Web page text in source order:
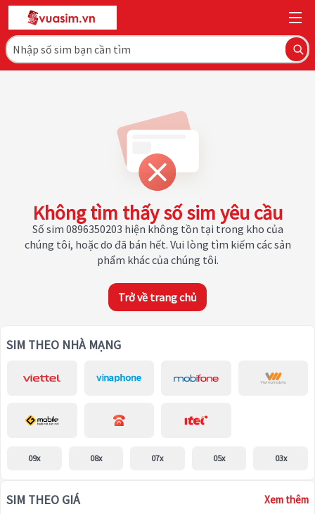
Không tìm thấy số sim yêu cầu
Số sim 0896350203 hiện không tồn tại trong kho của
chúng tôi, hoặc do đã bán hết. Vui lòng tìm kiếm các sản
phẩm khác của chúng tôi.
Trở về trang chủ
SIM THEO NHÀ MẠNG
09x 08x 07x 05x 03x
SIM THEO GIÁ Xem thêm